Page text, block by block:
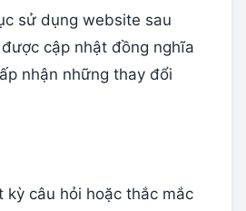
sử dụng website sau
cập nhật đồng nghĩa
nhận những thay đổi
kỳ câu hỏi hoặc thắc mắc